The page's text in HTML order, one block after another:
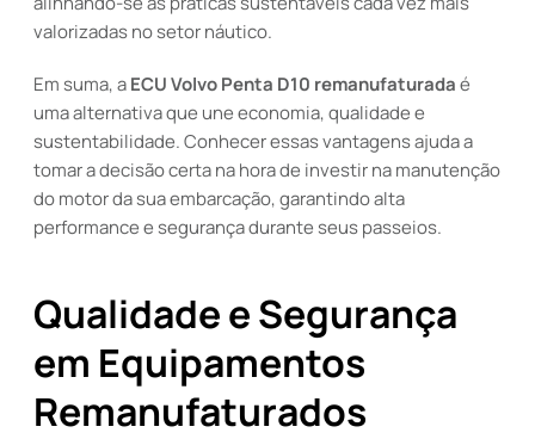
valorizadas no setor náutico.
Em suma, aECU Volvo Penta D10 remanufaturadaé
uma alternativa que une economia, qualidade e
sustentabilidade. Conhecer essas vantagens ajuda a
tomar a decisão certa na hora de investir na manutenção
do motor da sua embarcação, garantindo alta
performance e segurança durante seus passeios.
Qualidade e Segurança
em Equipamentos
Remanufaturados